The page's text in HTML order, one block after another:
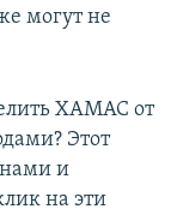
могут не
ХАМАС от
Этот
и
на эти